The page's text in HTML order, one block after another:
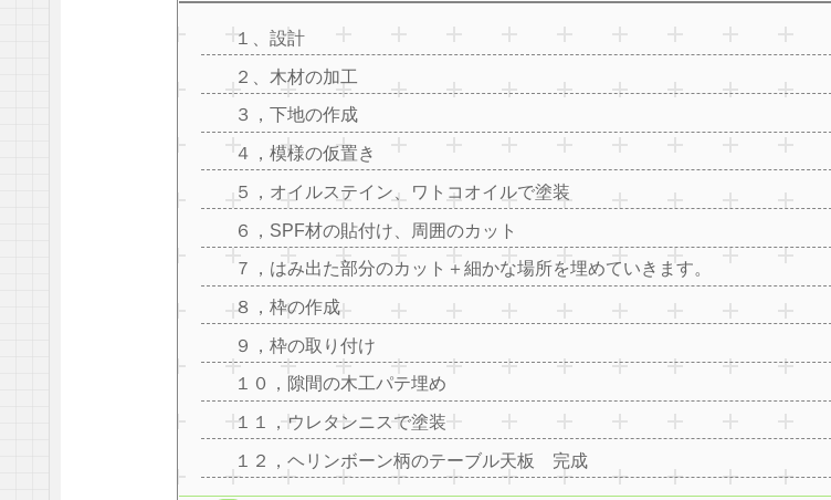
１、設計
２、木材の加工
３，下地の作成
４，模様の仮置き
５，オイルステイン、ワトコオイルで塗装
６，SPF材の貼付け、周囲のカット
７，はみ出た部分のカット＋細かな場所を埋めていきます。
８，枠の作成
９，枠の取り付け
１０，隙間の木工パテ埋め
１１，ウレタンニスで塗装
１２，ヘリンボーン柄のテーブル天板 完成